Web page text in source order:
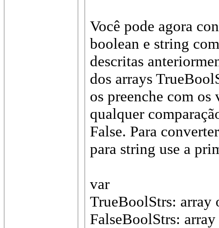
Você pode agora
boolean e string
descritas
dos arrays
os preenche com os
qualquer
False. Para
para string use a
var
TrueBoolStrs: array
FalseBoolStrs: